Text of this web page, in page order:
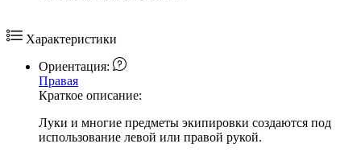
Характеристики
Ориентация:
Правая
Краткое описание:
Луки и многие предметы экипировки создаются под
использование левой или правой рукой.